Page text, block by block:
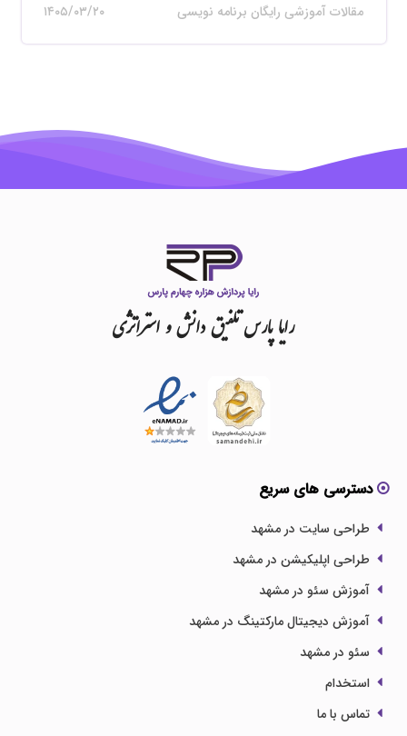
مقالات آموزشی رایگان برنامه نویسی ۱۴۰۵/۰۳/۲۰
رایاپارستلفیقدانشواستراتژی
دسترسی های سریع
طراحی سایت در مشهد
طراحی اپلیکیشن در مشهد
آموزش سئو در مشهد
آموزش دیجیتال مارکتینگ در مشهد
سئو در مشهد
استخدام
تماس با ما